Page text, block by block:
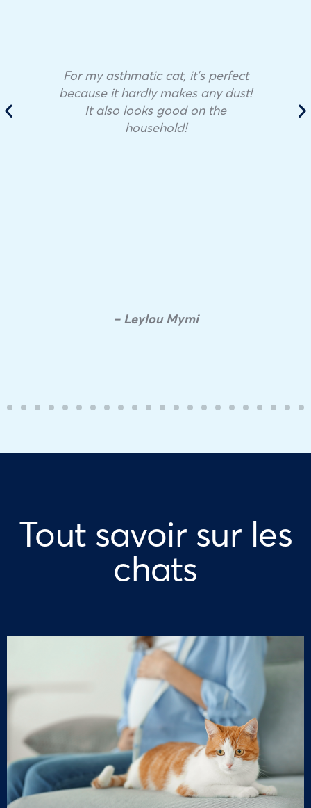
For my asthmatic cat, it’s perfect
because it hardly makes any dust!
It also looks good on the
household!
– Leylou Mymi
Tout savoir sur les
chats